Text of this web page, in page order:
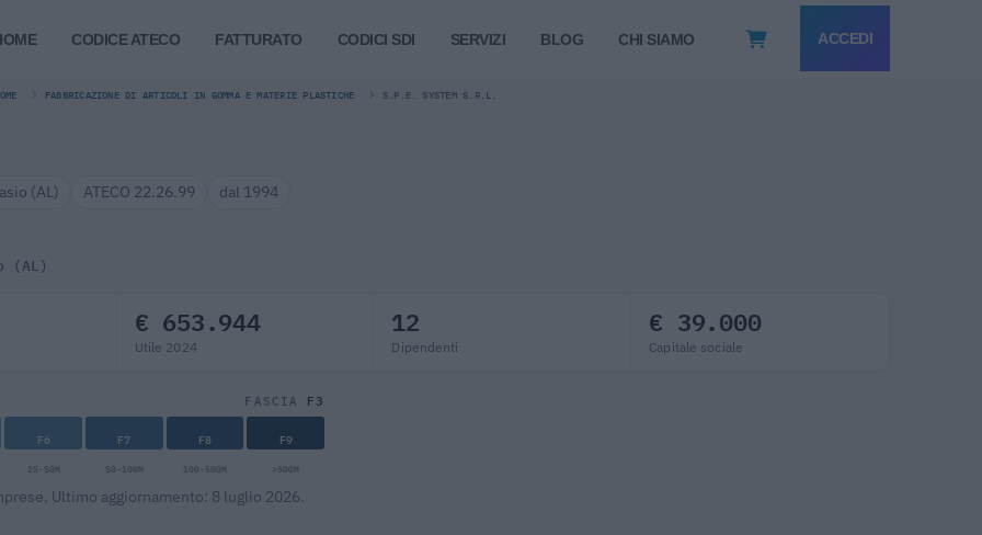
CODICE ATECO FATTURATO CODICI SDI SERVIZI BLOG CHI SIAMO ACCEDI
FABBRICAZIONE DI ARTICOLI IN GOMMA E MATERIE PLASTICHE S.P.E. SYSTEM S.R.L.
(AL) ATECO 22.26.99 dal 1994
(AL)
€ 653.944
Utile 2024
12
Dipendenti
€ 39.000
Capitale sociale
FASCIA F3
F6 F7 F8 F9
25-50M 50-100M 100-500M >500M
Ultimo aggiornamento: 8 luglio 2026.